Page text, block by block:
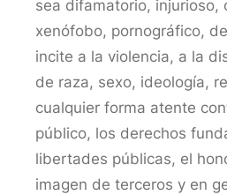
sea difamatorio, injurioso,
xenófobo, pornográfico,
incite a la violencia, a la
de raza, sexo, ideología,
cualquier forma atente
público, los derechos
libertades públicas, el
imagen de terceros y en